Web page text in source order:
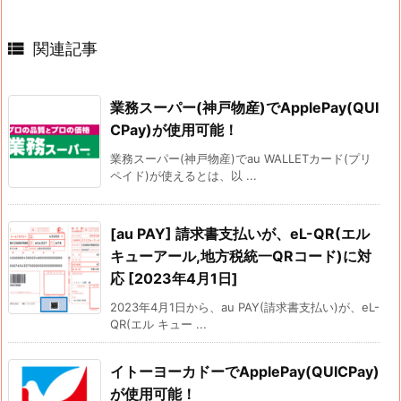
 関連記事
業務スーパー(神戸物産)でApplePay(QUI
CPay)が使用可能！
業務スーパー(神戸物産)でau WALLETカード(プリ
ペイド)が使えるとは、以 ...
[au PAY] 請求書支払いが、eL-QR(エル
キューアール,地方税統一QRコード)に対
応 [2023年4月1日]
2023年4月1日から、au PAY(請求書支払い)が、eL-
QR(エル キュー ...
イトーヨーカドーでApplePay(QUICPay)
が使用可能！